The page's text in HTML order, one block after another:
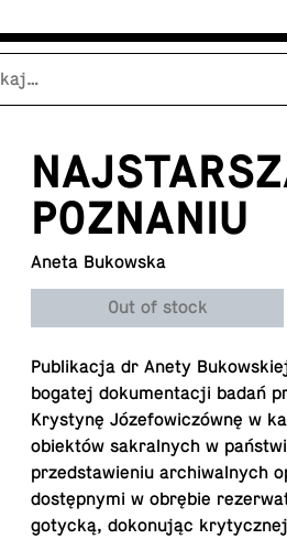
POZNANIU
Aneta Bukowska
Out of stock
Pub­likacja dr Anety
bogatej doku­men­tacji badań
Krystynę Józe­fow­iczównę w
obiektów sakral­nych w
przed­staw­ie­niu archi­wal­nych
dostępnymi w obrębie
gotycką, dokonując